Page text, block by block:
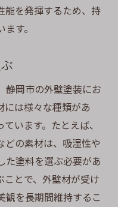
能を発揮するため、持
す。
静岡市の外壁塗装にお
には様々な種類があ
います。たとえば、
どの素材は、吸湿性や
た塗料を選ぶ必要があ
ことで、外壁材が受け
観を長期間維持するこ